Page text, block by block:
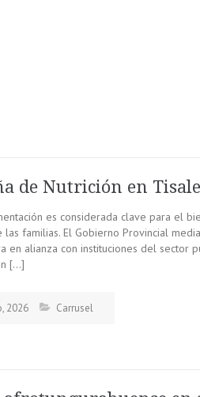
de Nutrición en
es considerada clave para el
familias. El Gobierno Provincial
en alianza con instituciones del sector
[…]
2026 Carrusel